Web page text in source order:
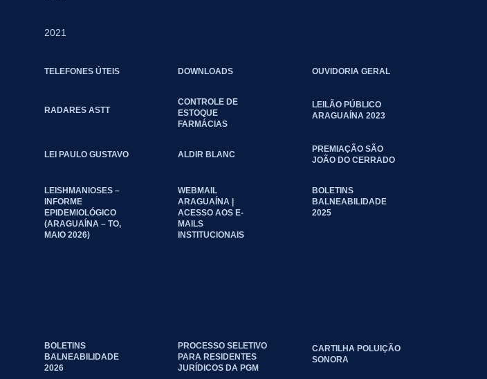
2021
TELEFONES ÚTEIS DOWNLOADS OUVIDORIA GERAL
RADARES ASTT
CONTROLE DE
ESTOQUE
FARMÁCIAS
LEILÃO PÚBLICO
ARAGUAÍNA 2023
LEI PAULO GUSTAVO ALDIR BLANC
PREMIAÇÃO SÃO
JOÃO DO CERRADO
LEISHMANIOSES –
INFORME
EPIDEMIOLÓGICO
(ARAGUAÍNA – TO,
MAIO 2026)
WEBMAIL
ARAGUAÍNA |
ACESSO AOS E-
MAILS
INSTITUCIONAIS
BOLETINS
BALNEABILIDADE
2025
BOLETINS
BALNEABILIDADE
2026
PROCESSO SELETIVO
PARA RESIDENTES
JURÍDICOS DA PGM
CARTILHA POLUIÇÃO
SONORA